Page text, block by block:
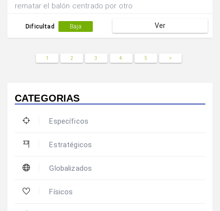
rematar el balón centrado por otro
portería.
Dificultad Baja Ver
1 2 3 4 5 >
CATEGORIAS
Específicos
Estratégicos
Globalizados
Físicos